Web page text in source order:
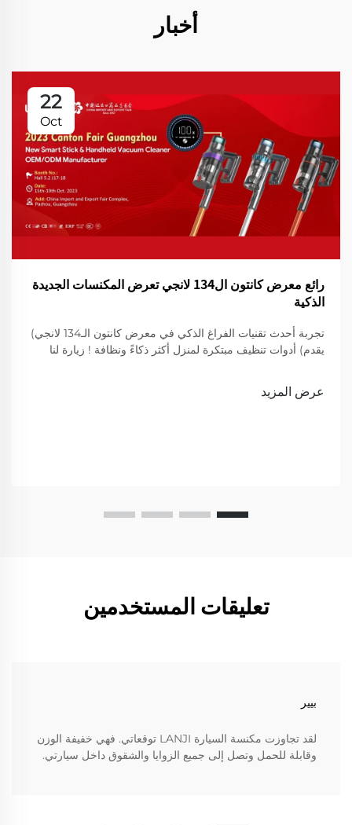
أخبار
22
Oct
رائع معرض كانتون ال134 لانجي تعرض المكنسات الجديدة
الذكية
تجربة أحدث تقنيات الفراغ الذكي في معرض كانتون الـ134 لانجي)
يقدم) أدوات تنظيف مبتكرة لمنزل أكثر ذكاءً ونظافة ! زيارة لنا
عرض المزيد
تعليقات المستخدمين
بيير
لقد تجاوزت مكنسة السيارة LANJI توقعاتي. فهي خفيفة الوزن
وقابلة للحمل وتصل إلى جميع الزوايا والشقوق داخل سيارتي.